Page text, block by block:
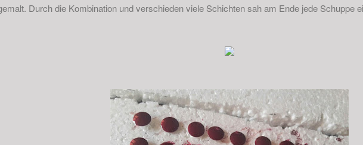
Durch die Kombination und verschieden viele Schichten sah am Ende jede Schuppe